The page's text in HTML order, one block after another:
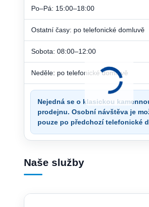
Po–Pá: 15:00–18:00
Ostatní časy: po telefonické domluvě
Sobota: 08:00–12:00
Neděle: po telefonické domluvě
Nejedná se o klasickou
prodejnu. Osobní návštěva je
pouze po předchozí telefonické
Naše služby